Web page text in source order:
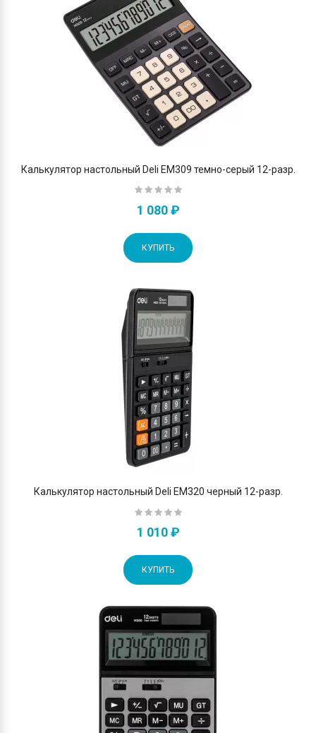
Калькулятор настольный Deli EM309 темно-серый 12-разр.
1 080 ₽
КУПИТЬ
Калькулятор настольный Deli EM320 черный 12-разр.
1 010 ₽
КУПИТЬ